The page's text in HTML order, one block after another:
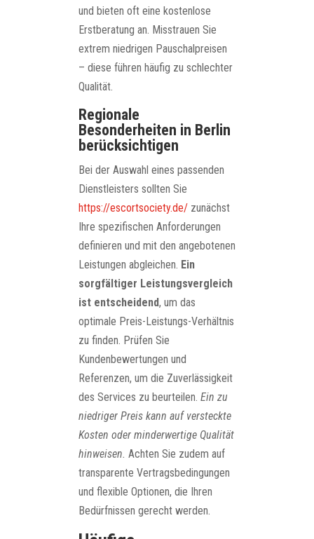
und bieten oft eine kostenlose
Erstberatung an. Misstrauen Sie
extrem niedrigen Pauschalpreisen
– diese führen häufig zu schlechter
Qualität.
Regionale
Besonderheiten in Berlin
berücksichtigen
Bei der Auswahl eines passenden
Dienstleisters sollten Sie
https://escortsociety.de/ zunächst
Ihre spezifischen Anforderungen
definieren und mit den angebotenen
Leistungen abgleichen. Ein
sorgfältiger Leistungsvergleich
ist entscheidend, um das
optimale Preis-Leistungs-Verhältnis
zu finden. Prüfen Sie
Kundenbewertungen und
Referenzen, um die Zuverlässigkeit
des Services zu beurteilen. Ein zu
niedriger Preis kann auf versteckte
Kosten oder minderwertige Qualität
hinweisen. Achten Sie zudem auf
transparente Vertragsbedingungen
und flexible Optionen, die Ihren
Bedürfnissen gerecht werden.